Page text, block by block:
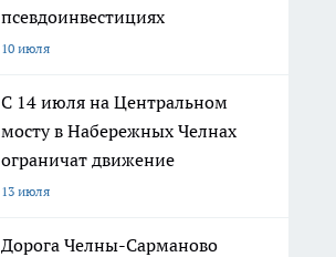
псевдоинвестициях
10 июля
С 14 июля на Центральном
мосту в Набережных Челнах
ограничат движение
13 июля
Дорога Челны-Сарманово